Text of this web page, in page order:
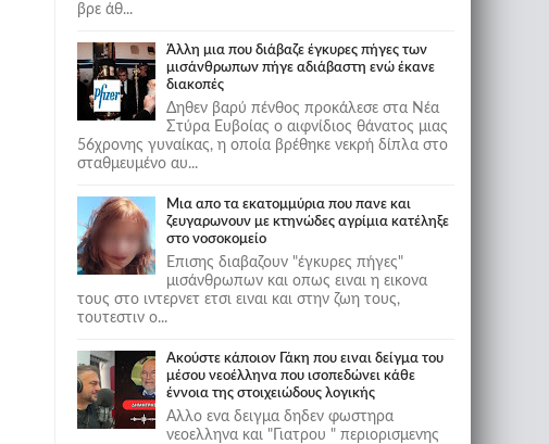
βρε άθ...
Άλλη μια που διάβαζε έγκυρες πήγες των
μισάνθρωπων πήγε αδιάβαστη ενώ έκανε
διακοπές
Δηθεν βαρύ πένθος προκάλεσε στα Νέα
Στύρα Ευβοίας ο αιφνίδιος θάνατος μιας
56χρονης γυναίκας, η οποία βρέθηκε νεκρή δίπλα στο
σταθμευμένο αυ...
Μια απο τα εκατομμύρια που πανε και
ζευγαρωνουν με κτηνώδες αγρίμια κατέληξε
στο νοσοκομείο
Επισης διαβαζουν "έγκυρες πήγες"
μισάνθρωπων και οπως ειναι η εικονα
τους στο ιντερνετ ετσι ειναι και στην ζωη τους,
τουτεστιν ο...
Ακούστε κάποιον Γάκη που ειναι δείγμα του
μέσου νεοέλληνα που ισοπεδώνει κάθε
έννοια της στοιχειώδους λογικής
Αλλο ενα δειγμα δηδεν φωστηρα
νεοελληνα και "Γιατρου " περιορισμενης